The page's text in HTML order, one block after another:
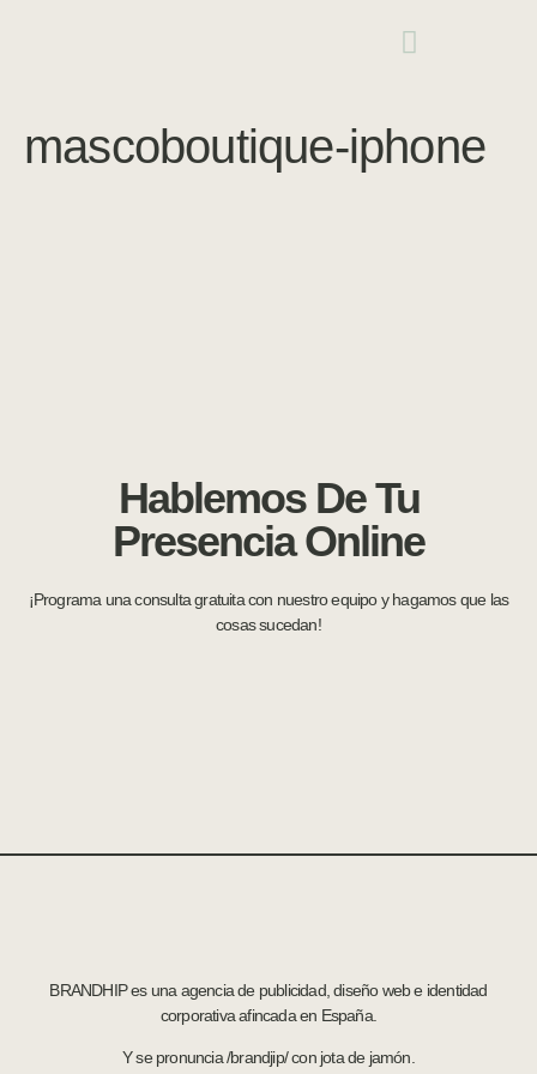
mascoboutique-iphone
Hablemos De Tu
Presencia Online
¡Programa una consulta gratuita con nuestro equipo y hagamos que las
cosas sucedan!
BRANDHIP es una agencia de publicidad, diseño web e identidad
corporativa afincada en España.
Y se pronuncia /brandjip/ con jota de jamón.